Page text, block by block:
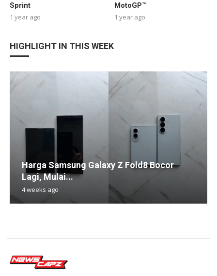
Sprint
1 year ago
MotoGP™
1 year ago
HIGHLIGHT IN THIS WEEK
Harga Samsung Galaxy Z Fold8 Bocor
Lagi, Mulai...
4 weeks ago